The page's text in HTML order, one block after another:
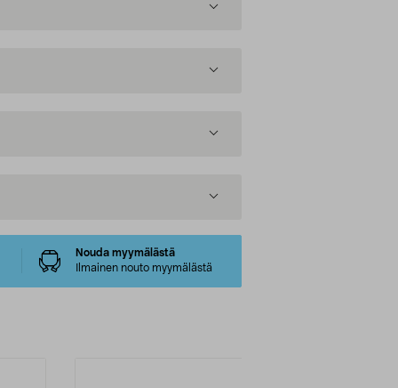
Nouda myymälästä
Ilmainen nouto myymälästä